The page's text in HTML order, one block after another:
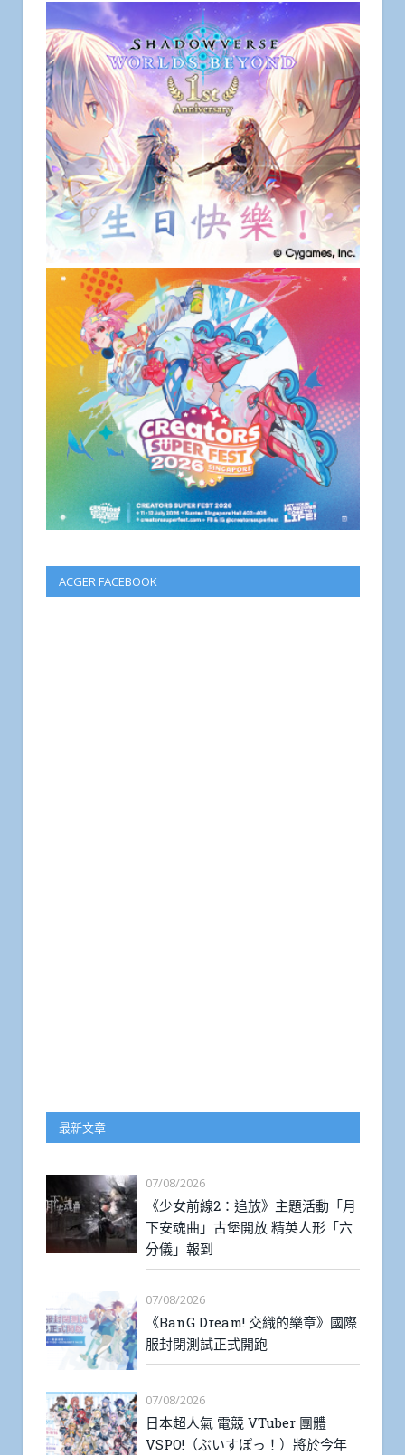
ACGER FACEBOOK
最新文章
07/08/2026
《少女前線2：追放》主題活動「月
下安魂曲」古堡開放 精英人形「六
分儀」報到
07/08/2026
《BanG Dream! 交織的樂章》國際
服封閉測試正式開跑
07/08/2026
日本超人氣 電競 VTuber 團體
VSPO!（ぶいすぽっ！）將於今年